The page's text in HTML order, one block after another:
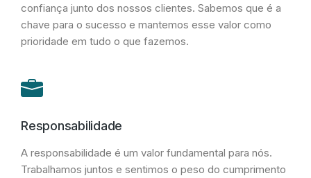
confiança junto dos nossos clientes. Sabemos que é a
chave para o sucesso e mantemos esse valor como
prioridade em tudo o que fazemos.
Responsabilidade
A responsabilidade é um valor fundamental para nós.
Trabalhamos juntos e sentimos o peso do cumprimento